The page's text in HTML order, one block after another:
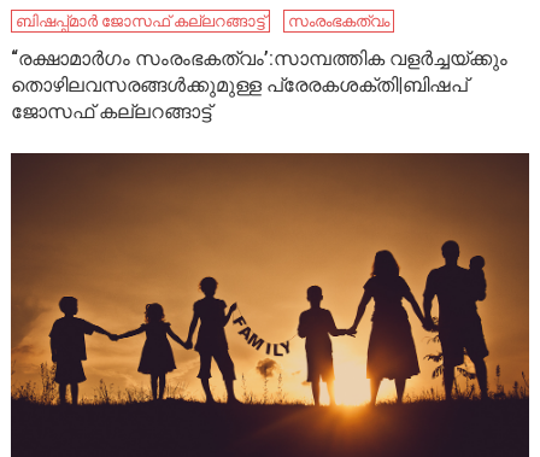
ബിഷപ്പ്മാർ ജോസഫ് കല്ലറങ്ങാട്ട്
സംരംഭകത്വം
“രക്ഷാമാർഗം സംരംഭകത്വം’:സാമ്പത്തിക വളർച്ചയ്ക്കും
തൊഴിലവസരങ്ങൾക്കുമുള്ള പ്രേരകശക്തി|ബിഷപ്
ജോസഫ് കല്ലറങ്ങാട്ട്